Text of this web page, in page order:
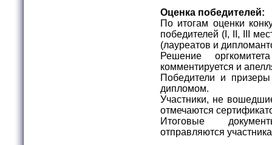
Оценка победителей:
По итогам оценки
победителей (I, II, III
(лауреатов и
Решение
комментируется и
Победители и
дипломом.
Участники, не
отмечаются
Итоговые
отправляются